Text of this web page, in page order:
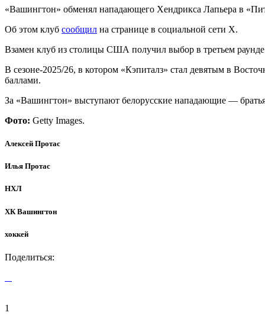
«Вашингтон» обменял нападающего Хендрикса Лапьера в
Об этом клуб сообщил на странице в социальной сети X.
Взамен клуб из столицы США получил выбор в третьем
В сезоне-2025/26, в котором «Кэпиталз» стал девятым в
баллами.
За «Вашингтон» выступают белорусские нападающие —
Фото: Getty Images.
Алексей Протас
Илья Протас
НХЛ
ХК Вашингтон
хоккей
Поделиться:
1